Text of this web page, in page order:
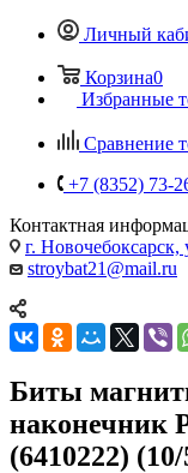
Личный
Корзина0
Избранные
Сравнение
+7 (8352) 73-
Контактная
г.
stroybat21@mail.ru
Биты
наконечник
(6410222)